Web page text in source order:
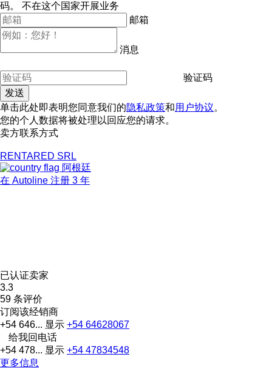
码。
不在这个国家开展业务
邮箱
消息
验证码
单击此处即表明您同意我们的隐私政策和用户协议。
您的个人数据将被处理以回应您的请求。
卖方联系方式
RENTARED SRL
阿根廷
在 Autoline 注册 3 年
已认证卖家
3.3
59 条评价
订阅该经销商
+54 646... 显示 +54 64628067
给我回电话
+54 478... 显示 +54 47834548
更多信息